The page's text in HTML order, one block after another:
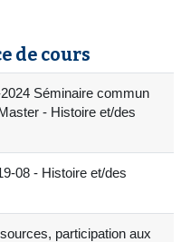
de cours
Séminaire commun
- Histoire et/des
08 - Histoire et/des
participation aux